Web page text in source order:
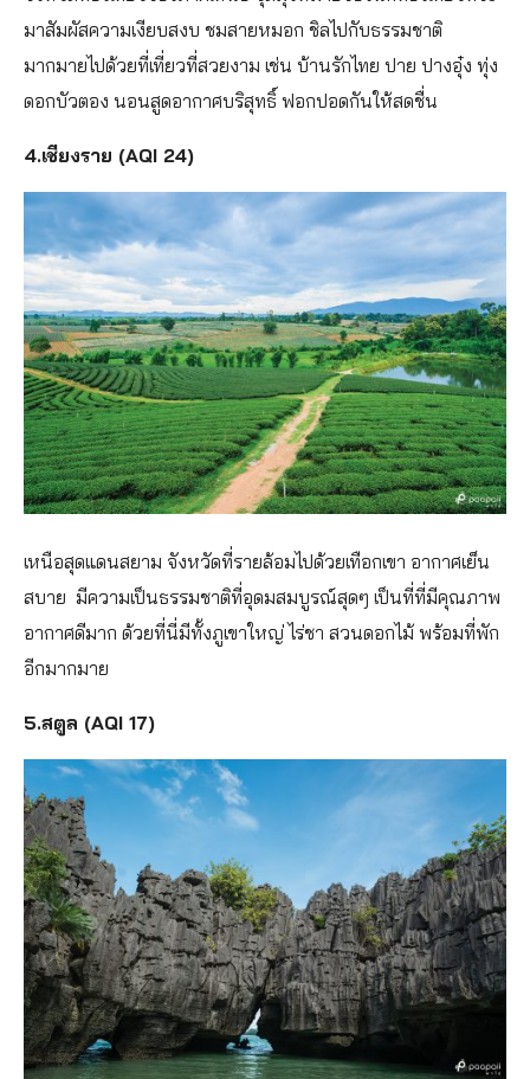
มาสัมผัสความเงียบสงบ ชมสายหมอก ชิลไปกับธรรมชาติ
มากมายไปด้วยที่เที่ยวที่สวยงาม เช่น บ้านรักไทย ปาย ปางอุ๋ง ทุ่ง
ดอกบัวตอง นอนสูดอากาศบริสุทธิ์ ฟอกปอดกันให้สดชื่น
4.เชียงราย (AQI 24)
เหนือสุดแดนสยาม จังหวัดที่รายล้อมไปด้วยเทือกเขา อากาศเย็น
สบาย มีความเป็นธรรมชาติที่อุดมสมบูรณ์สุดๆ เป็นที่ที่มีคุณภาพ
อากาศดีมาก ด้วยที่นี่มีทั้งภูเขาใหญ่ ไร่ชา สวนดอกไม้ พร้อมที่พัก
อีกมากมาย
5.สตูล (AQI 17)